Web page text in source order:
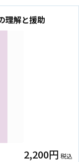
解と援助
2,200円 税込